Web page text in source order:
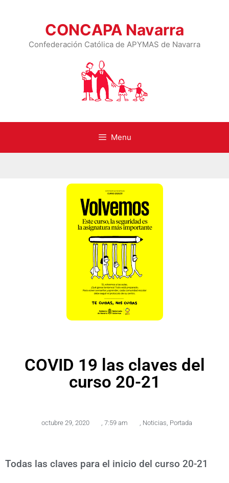
CONCAPA Navarra
Confederación Católica de APYMAS de Navarra
Menu
COVID 19 las claves del
curso 20-21
octubre 29, 2020 , 7:59 am , Noticias, Portada
Todas las claves para el inicio del curso 20-21